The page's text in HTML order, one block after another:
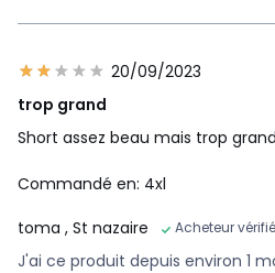
20/09/2023
trop grand
Short assez beau mais trop
Commandé en: 4xl
toma , St nazaire Acheteur vérifié
J'ai ce produit depuis environ 1